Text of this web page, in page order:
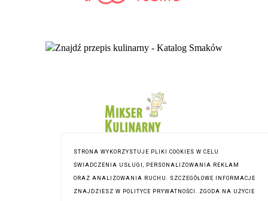
STRONA WYKORZYSTUJE PLIKI COOKIES W CELU
ŚWIADCZENIA USŁUGI, PERSONALIZOWANIA REKLAM
ORAZ ANALIZOWANIA RUCHU. SZCZEGÓŁOWE INFORMACJE
ZNAJDZIESZ W POLITYCE PRYWATNOŚCI. ZGODA NA UŻYCIE